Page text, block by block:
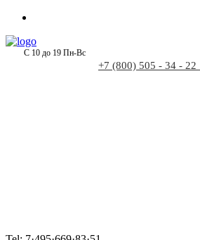
С 10 до 19 Пн-Вс
+7 (800) 505 - 34 - 22